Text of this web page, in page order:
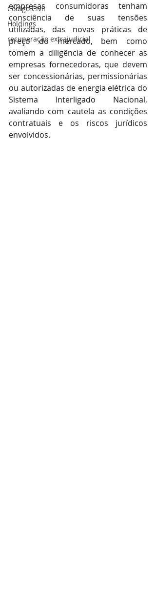
Código Civil
Holdings
recuperação extrajudicial
empresas consumidoras tenham
consciência de suas tensões
utilizadas, das novas práticas de
preço do mercado, bem como
tomem a diligência de conhecer as
empresas fornecedoras, que devem
ser concessionárias, permissionárias
ou autorizadas de energia elétrica do
Sistema Interligado Nacional,
avaliando com cautela as condições
contratuais e os riscos jurídicos
envolvidos.